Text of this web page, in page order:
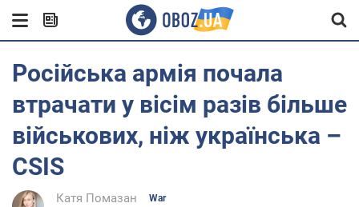
Російська армія почала
втрачати у вісім разів більше
військових, ніж українська –
CSIS
Катя Помазан War